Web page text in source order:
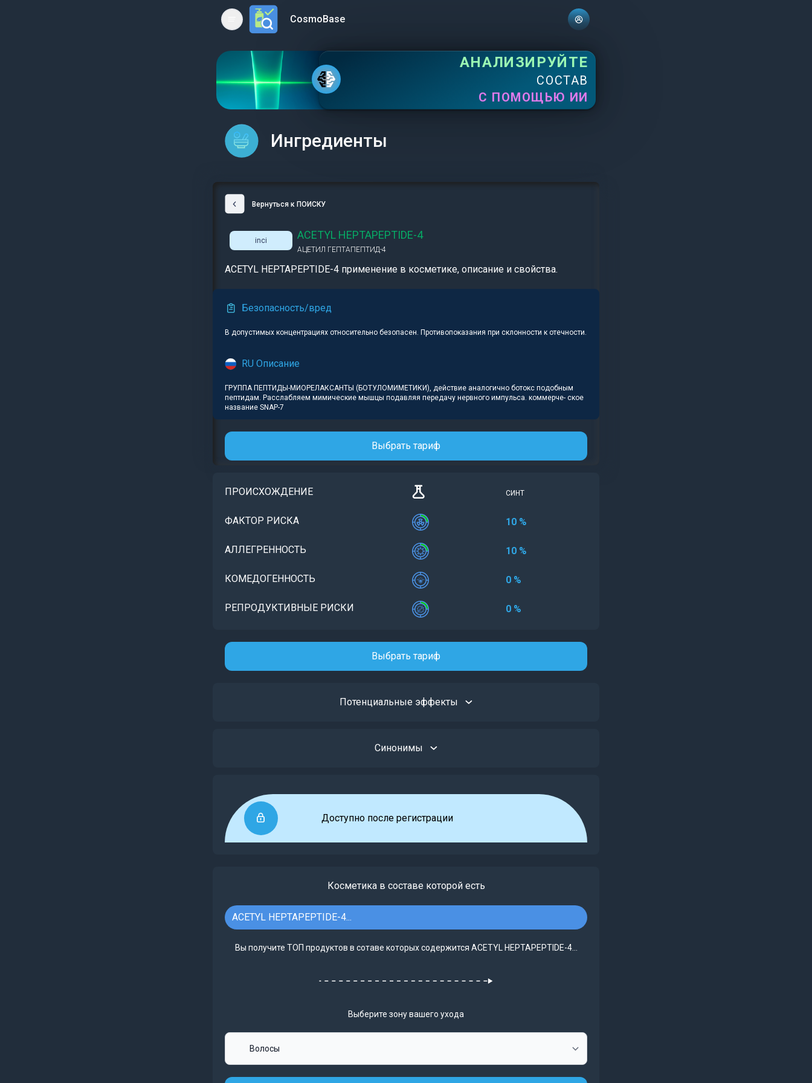
Open main menuCosmoBase
АНАЛИЗИРУЙТЕ
СОСТАВ
С ПОМОЩЬЮ ИИ
Ингредиенты
Вернуться к ПОИСКУ
inci ACETYL HEPTAPEPTIDE-4
АЦЕТИЛ ГЕПТАПЕПТИД-4
ACETYL HEPTAPEPTIDE-4 применение в косметике, описание и свойства.
Безопасность/вред
В допустимых концентрациях относительно безопасен. Противопоказания при склонности к отечности.
RU Описание
ГРУППА ПЕПТИДЫ-МИОРЕЛАКСАНТЫ (БОТУЛОМИМЕТИКИ), действие аналогично ботокс подобным
пептидам. Расслабляем мимические мышцы подавляя передачу нервного импульса. коммерче- ское
название SNAP-7
Выбрать тариф
ПРОИСХОЖДЕНИЕ СИНТ
ФАКТОР РИСКА 10 %
АЛЛЕГРЕННОСТЬ 10 %
КОМЕДОГЕННОСТЬ 0 %
РЕПРОДУКТИВНЫЕ РИСКИ 0 %
Выбрать тариф
Потенциальные эффекты
Синонимы
Доступно после регистрации
Косметика в составе которой есть
ACETYL HEPTAPEPTIDE-4...
Вы получите ТОП продуктов в сотаве которых содержится ACETYL HEPTAPEPTIDE-4...
Выберите зону вашего ухода